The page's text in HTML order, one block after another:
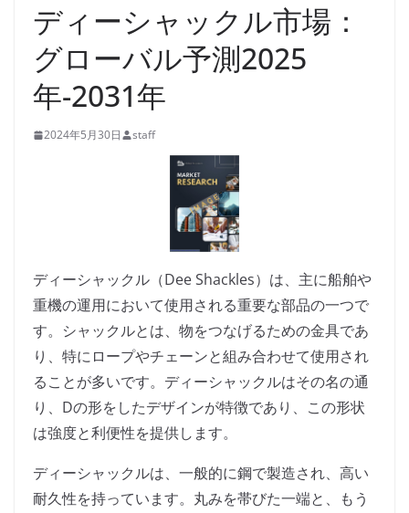
ディーシャックル市場：
グローバル予測2025
年-2031年
2024年5月30日 staff
ディーシャックル（Dee Shackles）は、主に船舶や
重機の運用において使用される重要な部品の一つで
す。シャックルとは、物をつなげるための金具であ
り、特にロープやチェーンと組み合わせて使用され
ることが多いです。ディーシャックルはその名の通
り、Dの形をしたデザインが特徴であり、この形状
は強度と利便性を提供します。
ディーシャックルは、一般的に鋼で製造され、高い
耐久性を持っています。丸みを帯びた一端と、もう